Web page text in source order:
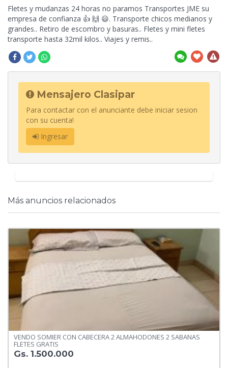
Fletes y mudanzas 24 horas no paramos Transportes JME su
empresa de confianza 👍 🙌 😃. Transporte chicos medianos y
grandes.. Retiro de escombro y basuras.. Fletes y mini fletes
transporte hasta 32mil kilos.. Viajes y remis..
Mensajero Clasipar
Para contactar con el anunciante debe iniciar sesion
con su cuenta!
Ingresar
Más anuncios relacionados
VENDO SOMIER CON CABECERA 2 ALMAHODONES 2 SABANAS
FLETES GRATIS
Gs. 1.500.000